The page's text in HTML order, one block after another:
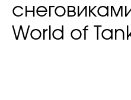
World of